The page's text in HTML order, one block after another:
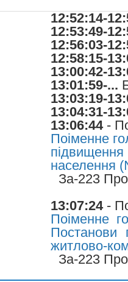
12:52:14-
12:53:49-
12:56:03-
12:58:15-
13:00:42-
13:01:59-...
13:03:19-
13:04:31-
13:06:44-
Поіменне
підвищення
населення
За-223
13:07:24-
Поіменне
Постанови
житлово-
За-223